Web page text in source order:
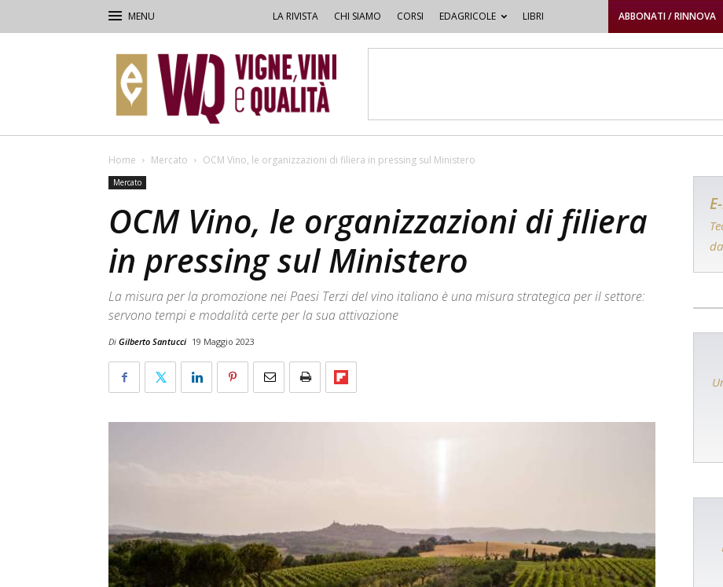
LA RIVISTA CHI SIAMO CORSI EDAGRICOLE LIBRI ABBONATI / RINNOVA
–
Vigne,
Vini
&
Home Mercato OCM Vino, le organizzazioni di filiera in pressing sul Ministero
Mercato
OCM Vino, le organizzazioni di filiera
in pressing sul Ministero
La misura per la promozione nei Paesi Terzi del vino italiano è una misura strategica per il settore:
servono tempi e modalità certe per la sua attivazione
Di Gilberto Santucci 19 Maggio 2023